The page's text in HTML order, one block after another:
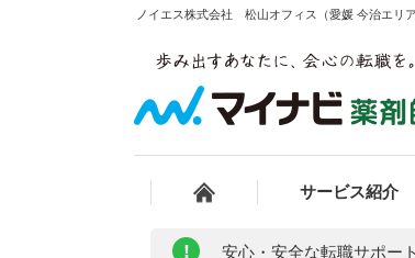
ノイエス株式会社 松山オフィス（愛媛 今治エリ
サービス紹介
! 安心・安全な転職サポー